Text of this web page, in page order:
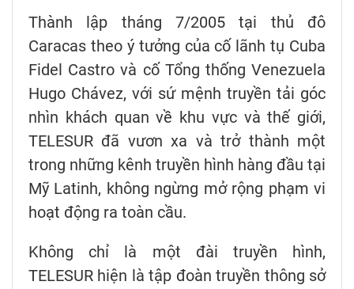
Thành lập tháng 7/2005 tại thủ đô
Caracas theo ý tưởng của cố lãnh tụ Cuba
Fidel Castro và cố Tổng thống Venezuela
Hugo Chávez, với sứ mệnh truyền tải góc
nhìn khách quan về khu vực và thế giới,
TELESUR đã vươn xa và trở thành một
trong những kênh truyền hình hàng đầu tại
Mỹ Latinh, không ngừng mở rộng phạm vi
hoạt động ra toàn cầu.
Không chỉ là một đài truyền hình,
TELESUR hiện là tập đoàn truyền thông sở